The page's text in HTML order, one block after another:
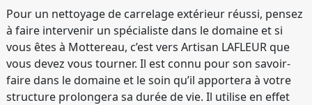
Pour un nettoyage de carrelage extérieur réussi, pensez
à faire intervenir un spécialiste dans le domaine et si
vous êtes à Mottereau, c’est vers Artisan LAFLEUR que
vous devez vous tourner. Il est connu pour son savoir-
faire dans le domaine et le soin qu’il apportera à votre
structure prolongera sa durée de vie. Il utilise en effet